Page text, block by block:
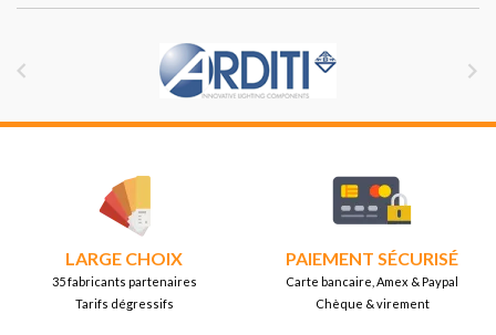
 
LARGE CHOIX
35 fabricants partenaires
Tarifs dégressifs
PAIEMENT SÉCURISÉ
Carte bancaire, Amex & Paypal
Chèque & virement